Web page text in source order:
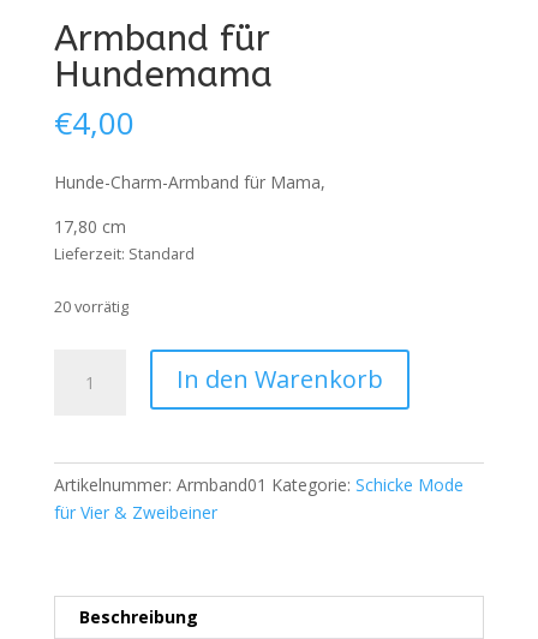
Armband für
Hundemama
€4,00
Hunde-Charm-Armband für Mama,
17,80 cm
Lieferzeit: Standard
20 vorrätig
Hundemama
In den Warenkorb
Artikelnummer: Armband01 Kategorie: Schicke Mode
für Vier & Zweibeiner
Beschreibung